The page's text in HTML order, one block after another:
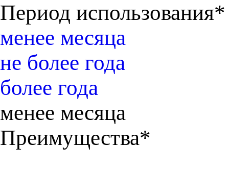
Период использования*
менее месяца
не более года
более года
менее месяца
Преимущества*